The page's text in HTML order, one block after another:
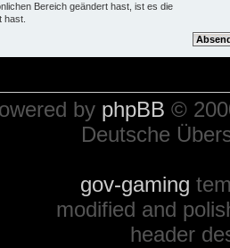
Bereich geändert hast, ist es die
hast.
by phpBB ©
Deutsche
gov-gaming
modified and
header